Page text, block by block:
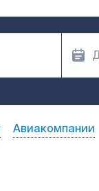
Авиакомпании